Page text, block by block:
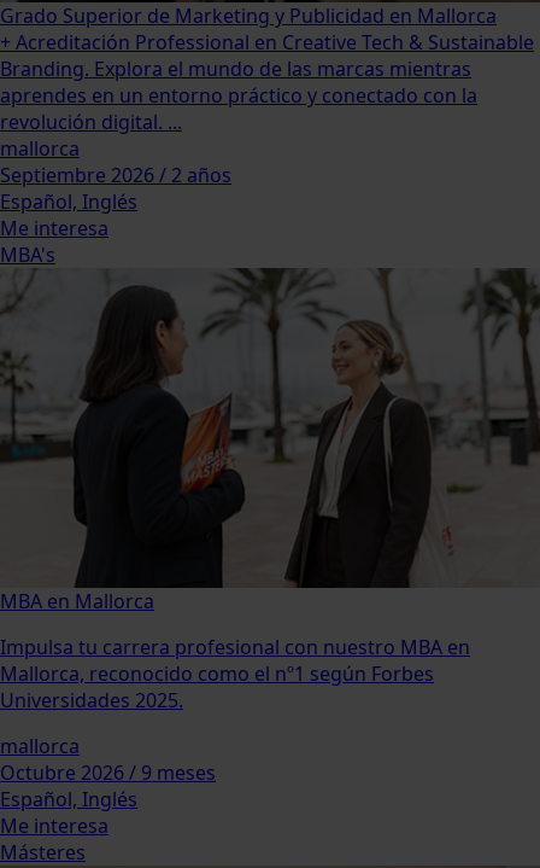
Grado Superior de Marketing y Publicidad en Mallorca
+ Acreditación Professional en Creative Tech & Sustainable
Branding. Explora el mundo de las marcas mientras
aprendes en un entorno práctico y conectado con la
revolución digital. ...
mallorca
Septiembre 2026 / 2 años
Español, Inglés
Me interesa
MBA's
MBA en Mallorca
Impulsa tu carrera profesional con nuestro MBA en
Mallorca, reconocido como el nº1 según Forbes
Universidades 2025.
mallorca
Octubre 2026 / 9 meses
Español, Inglés
Me interesa
Másteres